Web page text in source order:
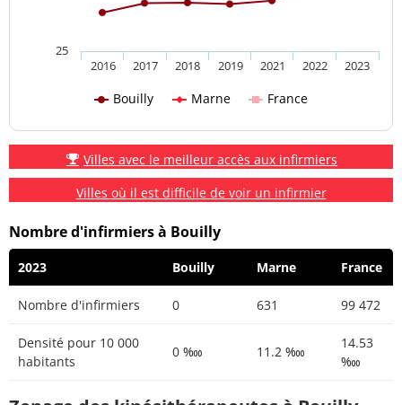
Bouilly Marne France
2016 2017 2018 2019 2021 2022 2023
25
Villes avec le meilleur accès aux infirmiers
Villes où il est difficile de voir un infirmier
Nombre d'infirmiers à Bouilly
2023 Bouilly Marne France
Nombre d'infirmiers 0 631 99 472
Densité pour 10 000
habitants
0 ‱ 11.2 ‱
14.53
‱